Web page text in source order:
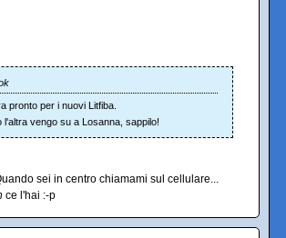
pronto per i nuovi Litfiba.
l'altra vengo su a Losanna, sappilo!
sei in centro chiamami sul cellulare...
ce l'hai :-p